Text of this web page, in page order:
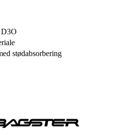
D3O
stødabsorbering